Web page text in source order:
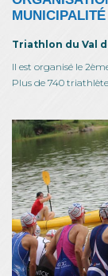
MUNICIPALITÉ
Triathlon du Val
Il est organisé le
Plus de 740